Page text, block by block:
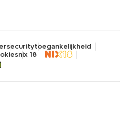
securitytoegankelijkheid
nix 18